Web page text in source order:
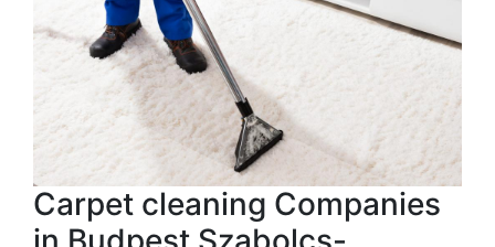
Carpet cleaning Companies